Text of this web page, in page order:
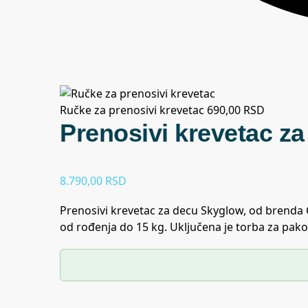
Ručke za prenosivi krevetac 690,00 RSD
Prenosivi krevetac
8.790,00 RSD
Prenosivi krevetac za decu Skyglow, od
od rođenja do 15 kg. Uključena je torba za